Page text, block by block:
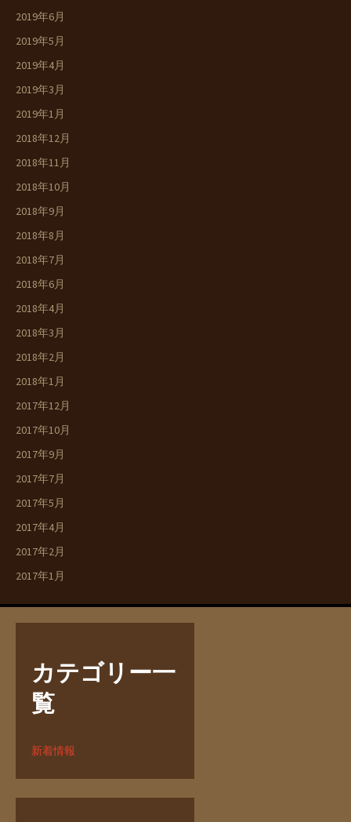
2019年6月
2019年5月
2019年4月
2019年3月
2019年1月
2018年12月
2018年11月
2018年10月
2018年9月
2018年8月
2018年7月
2018年6月
2018年4月
2018年3月
2018年2月
2018年1月
2017年12月
2017年10月
2017年9月
2017年7月
2017年5月
2017年4月
2017年2月
2017年1月
カテゴリー一
覧
新着情報